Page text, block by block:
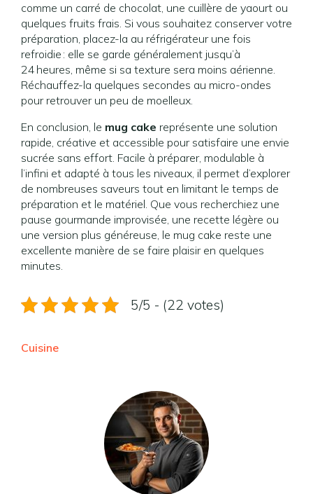
comme un carré de chocolat, une cuillère de yaourt ou
quelques fruits frais. Si vous souhaitez conserver votre
préparation, placez-la au réfrigérateur une fois
refroidie : elle se garde généralement jusqu’à
24 heures, même si sa texture sera moins aérienne.
Réchauffez-la quelques secondes au micro-ondes
pour retrouver un peu de moelleux.
En conclusion, le mug cake représente une solution
rapide, créative et accessible pour satisfaire une envie
sucrée sans effort. Facile à préparer, modulable à
l’infini et adapté à tous les niveaux, il permet d’explorer
de nombreuses saveurs tout en limitant le temps de
préparation et le matériel. Que vous recherchiez une
pause gourmande improvisée, une recette légère ou
une version plus généreuse, le mug cake reste une
excellente manière de se faire plaisir en quelques
minutes.
5/5 - (22 votes)
Cuisine